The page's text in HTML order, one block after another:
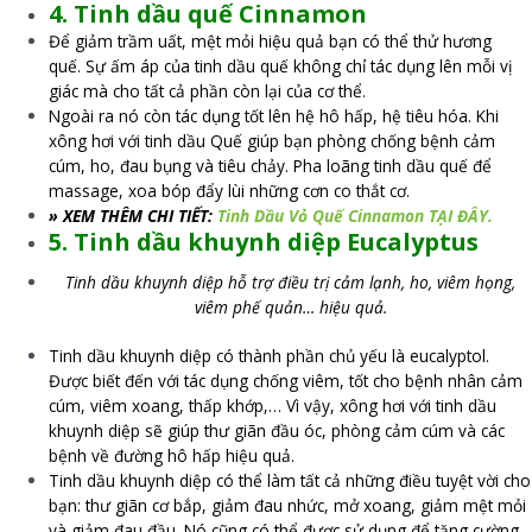
4. Tinh dầu quế Cinnamon
Để giảm trầm uất, mệt mỏi hiệu quả bạn có thể thử hương
quế. Sự ấm áp của tinh dầu quế không chỉ tác dụng lên mỗi vị
giác mà cho tất cả phần còn lại của cơ thể.
Ngoài ra nó còn tác dụng tốt lên hệ hô hấp, hệ tiêu hóa. Khi
xông hơi với tinh dầu Quế giúp bạn phòng chống bệnh cảm
cúm, ho, đau bụng và tiêu chảy. Pha loãng tinh dầu quế để
massage, xoa bóp đẩy lùi những cơn co thắt cơ.
» XEM THÊM CHI TIẾT: Tinh Dầu Vỏ Quế Cinnamon TẠI ĐÂY.
5. Tinh dầu khuynh diệp Eucalyptus
Tinh dầu khuynh diệp hỗ trợ điều trị cảm lạnh, ho, viêm họng,
viêm phế quản… hiệu quả.
Tinh dầu khuynh diệp có thành phần chủ yếu là eucalyptol.
Được biết đến với tác dụng chống viêm, tốt cho bệnh nhân cảm
cúm, viêm xoang, thấp khớp,… Vì vậy, xông hơi với tinh dầu
khuynh diệp sẽ giúp thư giãn đầu óc, phòng cảm cúm và các
bệnh về đường hô hấp hiệu quả.
Tinh dầu khuynh diệp có thể làm tất cả những điều tuyệt vời cho
bạn: thư giãn cơ bắp, giảm đau nhức, mở xoang, giảm mệt mỏi